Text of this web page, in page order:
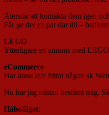
Återstår att kontakta dem igen
Får ge det ett par dar till –
LEGO
Ytterligare en annons med
eCommerce
Har ännu inte hittat någon sk
Nu har jag nästan bestämt mig.
Hälsoläget: